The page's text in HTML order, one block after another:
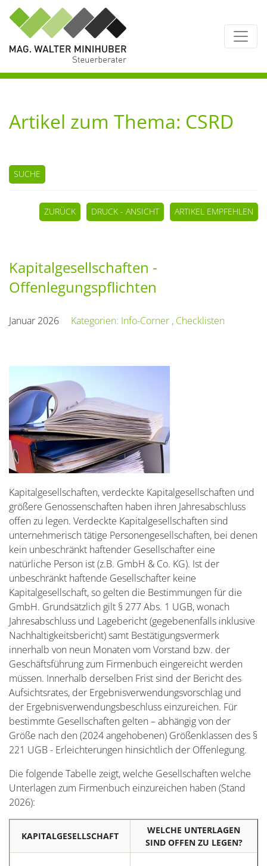
Artikel zum Thema: CSRD
SUCHE
ZURÜCK DRUCK - ANSICHT ARTIKEL EMPFEHLEN
Kapitalgesellschaften -
Offenlegungspflichten
Januar 2026 Kategorien: Info-Corner , Checklisten
Kapitalgesellschaften, verdeckte Kapitalgesellschaften und
größere Genossenschaften haben ihren Jahresabschluss
offen zu legen. Verdeckte Kapitalgesellschaften sind
unternehmerisch tätige Personengesellschaften, bei denen
kein unbeschränkt haftender Gesellschafter eine
natürliche Person ist (z.B. GmbH & Co. KG). Ist der
unbeschränkt haftende Gesellschafter keine
Kapitalgesellschaft, so gelten die Bestimmungen für die
GmbH. Grundsätzlich gilt § 277 Abs. 1 UGB, wonach
Jahresabschluss und Lagebericht (gegebenenfalls inklusive
Nachhaltigkeitsbericht) samt Bestätigungsvermerk
innerhalb von neun Monaten vom Vorstand bzw. der
Geschäftsführung zum Firmenbuch eingereicht werden
müssen. Innerhalb derselben Frist sind der Bericht des
Aufsichtsrates, der Ergebnisverwendungsvorschlag und
der Ergebnisverwendungsbeschluss einzureichen. Für
bestimmte Gesellschaften gelten – abhängig von der
Größe nach den (2024 angehobenen) Größenklassen des §
221 UGB - Erleichterungen hinsichtlich der Offenlegung.
Die folgende Tabelle zeigt, welche Gesellschaften welche
Unterlagen zum Firmenbuch einzureichen haben (Stand
2026):
KAPITALGESELLSCHAFT
WELCHE UNTERLAGEN
SIND OFFEN ZU LEGEN?